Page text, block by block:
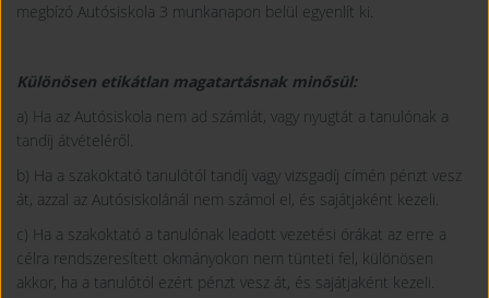
megbízó Autósiskola 3 munkanapon belül egyenlít ki.
Különösen etikátlan magatartásnak minősül:
a) Ha az Autósiskola nem ad számlát, vagy nyugtát a tanulónak a
tandíj átvételéről.
b) Ha a szakoktató tanulótól tandíj vagy vizsgadíj címén pénzt vesz
át, azzal az Autósiskolánál nem számol el, és sajátjaként kezeli.
c) Ha a szakoktató a tanulónak leadott vezetési órákat az erre a
célra rendszeresített okmányokon nem tünteti fel, különösen
akkor, ha a tanulótól ezért pénzt vesz át, és sajátjaként kezeli.